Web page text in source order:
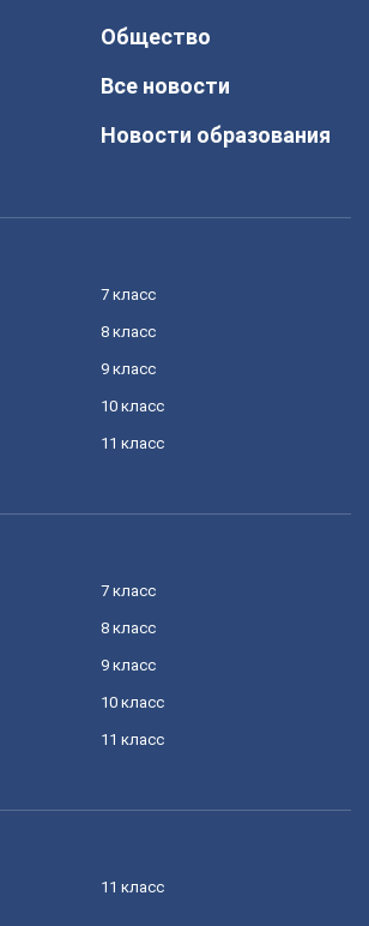
Общество
Все новости
Новости образования
7 класс
8 класс
9 класс
10 класс
11 класс
7 класс
8 класс
9 класс
10 класс
11 класс
11 класс